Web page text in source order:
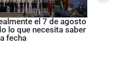
el 7 de agosto
lo que necesita saber
fecha